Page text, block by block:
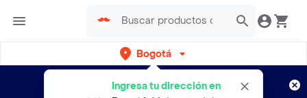
Bogotá
Ingresa tu dirección en
envíos gratis por semanas
Aplican TyC